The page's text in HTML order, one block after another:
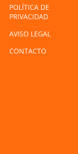
POLÍTICA DE
PRIVACIDAD
AVISO LEGAL
CONTACTO